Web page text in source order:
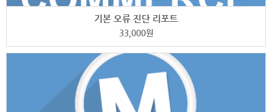
기본 오류 진단 리포트
33,000원